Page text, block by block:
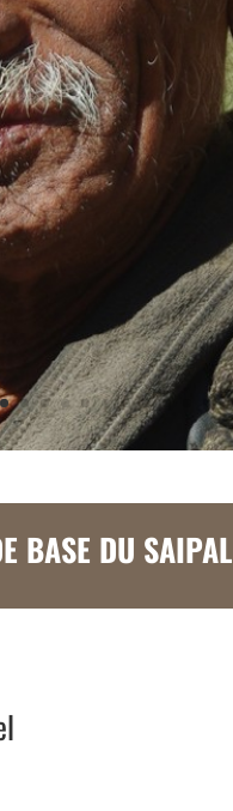
BASE DU SAIPAL